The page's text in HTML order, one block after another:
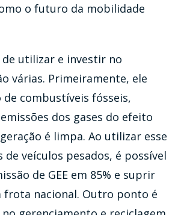
o futuro da mobilidade
de utilizar e investir no
várias. Primeiramente, ele
combustíveis fósseis,
dos gases do efeito
é limpa. Ao utilizar esse
de veículos pesados, é possível
de GEE em 85% e suprir
frota nacional. Outro ponto é